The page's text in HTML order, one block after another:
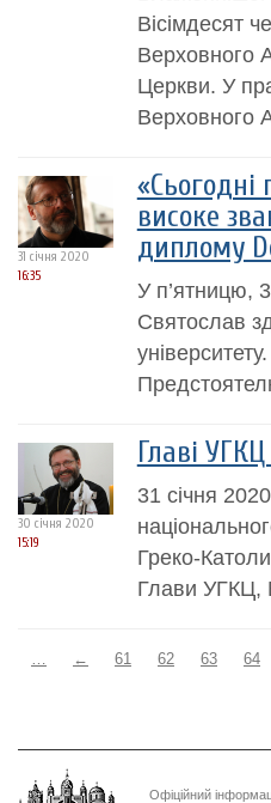
Вісімдесят
Верховного
Церкви. У
Верховного
31 січня 2020
16:35
високе
диплому
У п’ятницю,
Святослав
30 січня 2020
15:19
Главі
31 січня
Греко-
Глави УГКЦ,
… ← 61 62 63 64
Офіційний